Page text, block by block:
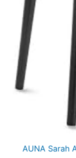
AUNA Sarah